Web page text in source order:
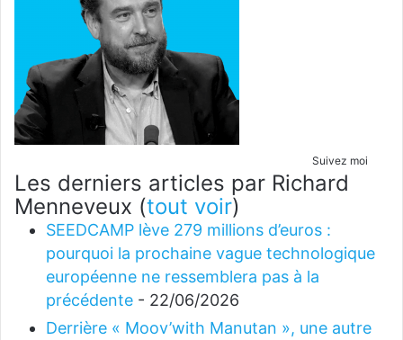
Suivez moi
Les derniers articles par Richard
Menneveux (tout voir)
SEEDCAMP lève 279 millions d’euros :
pourquoi la prochaine vague technologique
européenne ne ressemblera pas à la
précédente - 22/06/2026
Derrière « Moov’with Manutan », une autre